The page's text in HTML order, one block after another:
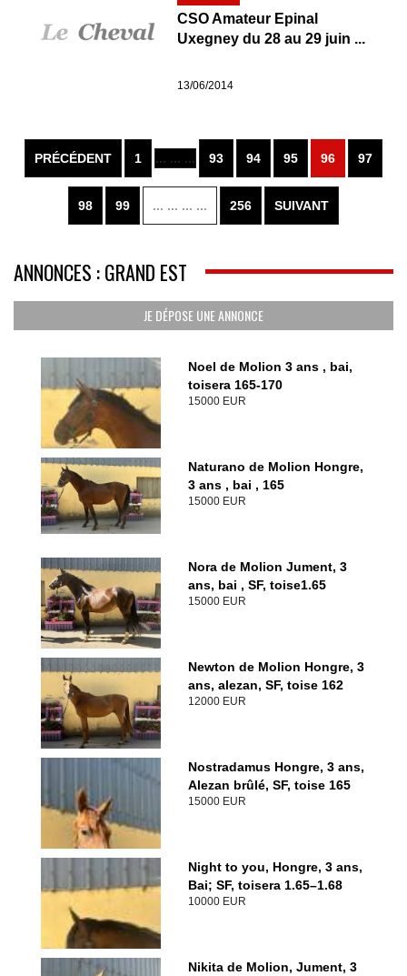
CSO Amateur Epinal
Uxegney du 28 au 29 juin ...
13/06/2014
PRÉCÉDENT 1 ... ... ... 93 94 95 96 97
98 99 ... ... ... ... 256 SUIVANT
ANNONCES : GRAND EST
JE DÉPOSE UNE ANNONCE
Noel de Molion 3 ans , bai,
toisera 165-170
15000 EUR
Naturano de Molion Hongre,
3 ans , bai , 165
15000 EUR
Nora de Molion Jument, 3
ans, bai , SF, toise1.65
15000 EUR
Newton de Molion Hongre, 3
ans, alezan, SF, toise 162
12000 EUR
Nostradamus Hongre, 3 ans,
Alezan brûlé, SF, toise 165
15000 EUR
Night to you, Hongre, 3 ans,
Bai; SF, toisera 1.65–1.68
10000 EUR
Nikita de Molion, Jument, 3